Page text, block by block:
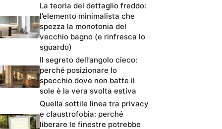
La teoria del dettaglio freddo:
l’elemento minimalista che
spezza la monotonia del
vecchio bagno (e rinfresca lo
sguardo)
Il segreto dell’angolo cieco:
perché posizionare lo
specchio dove non batte il
sole è la vera svolta estiva
Quella sottile linea tra privacy
e claustrofobia: perché
liberare le finestre potrebbe